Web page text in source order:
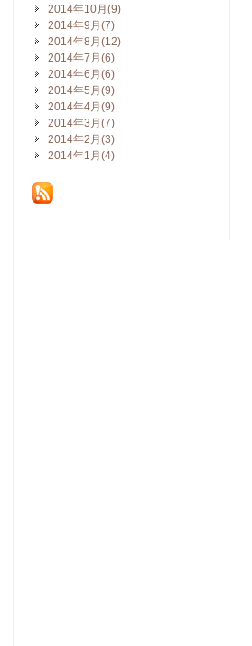
2014年10月(9)
2014年9月(7)
2014年8月(12)
2014年7月(6)
2014年6月(6)
2014年5月(9)
2014年4月(9)
2014年3月(7)
2014年2月(3)
2014年1月(4)